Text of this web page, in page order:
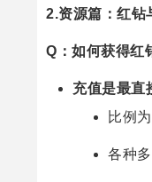
2.资源篇：红钻
Q：如何获得红
充值是最直
比例
各种